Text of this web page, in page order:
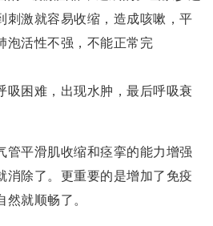
刺激就容易收缩，造成咳嗽，平
泡活性不强，不能正常完
吸困难，出现水肿，最后呼吸衰
管平滑肌收缩和痉挛的能力增强
消除了。更重要的是增加了免疫
就顺畅了。